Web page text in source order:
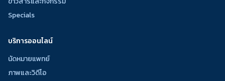
Specials
บริการออนไลน์
นัดหมายแพทย์
ภาพและวิดีโอ